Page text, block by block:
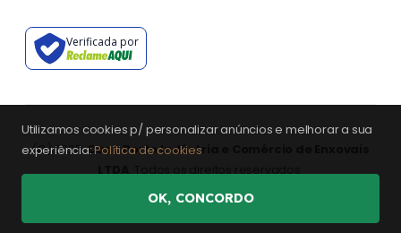
Utilizamos cookies p/ personalizar anúncios e melhorar a sua
experiência:Política de cookies
OK, CONCORDO
Verificada por
(©) 2025.Casa Porto Indústria e Comércio de Enxovais